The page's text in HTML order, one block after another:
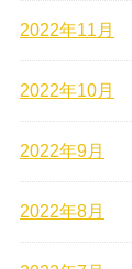
2022年11月
2022年10月
2022年9月
2022年8月